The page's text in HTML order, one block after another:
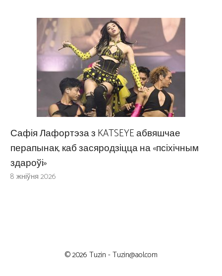
Сафія Лафортэза з KATSEYE абвяшчае
перапынак, каб засяродзіцца на «псіхічным
здароўі»
8 жніўня 2026
© 2026 Tuzin -Tuzin@aol.com